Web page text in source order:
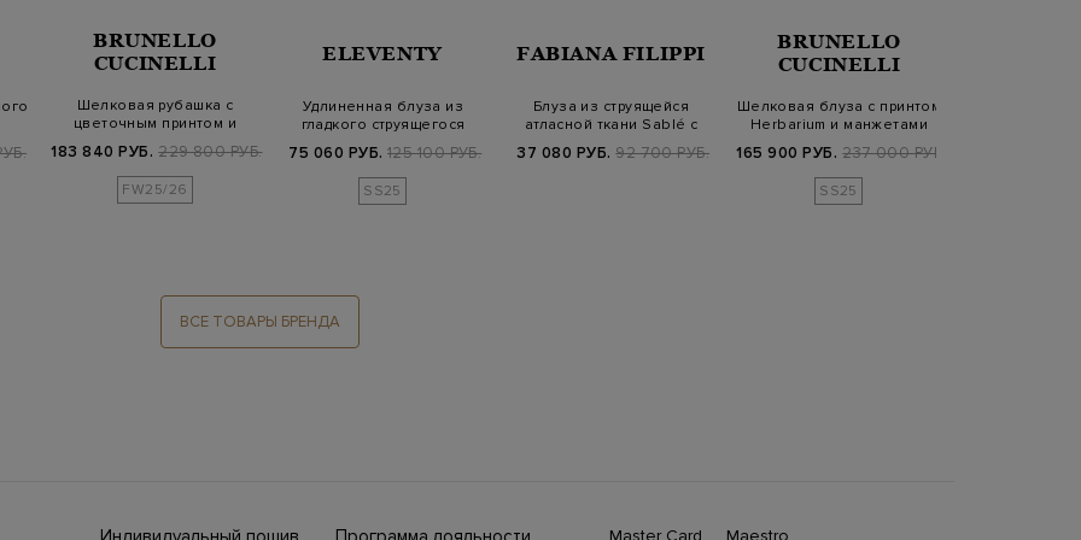
BRUNELLO
CUCINELLI
Шелковая рубашка с
цветочным принтом и
183 840 РУБ. 229 800 РУБ.
FW25/26
ELEVENTY
Удлиненная блуза из
гладкого струящегося
75 060 РУБ. 125 100 РУБ.
SS25
FABIANA FILIPPI
Блуза из струящейся
атласной ткани Sablé с
37 080 РУБ. 92 700 РУБ.
BRUNELLO
CUCINELLI
Шелковая блуза с принтом
Herbarium и манжетами
165 900 РУБ. 237 000 РУБ.
SS25
ВСЕ ТОВАРЫ БРЕНДА
Master Card Maestro